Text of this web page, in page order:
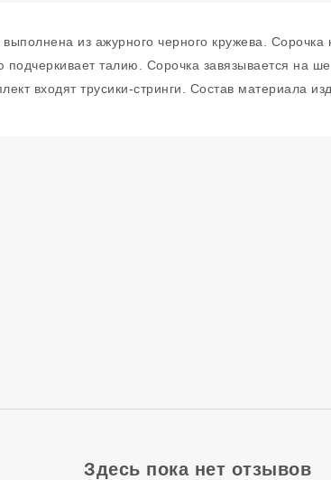
из ажурного черного кружева. Сорочка
талию. Сорочка завязывается на
входят трусики-стринги. Состав материала
Здесь пока нет отзывов